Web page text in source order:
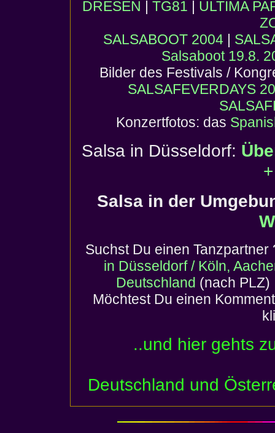
DRESEN TG81
ULTIMA
SALSABOOT 2004|
Salsaboot 19.8.
Bilder des Festivals /
SALSAFEVERDAYS
Konzertfotos: das
Salsa in Düsseldorf:
Salsa in der
Suchst Du einen Tanzpartner
in Düsseldorf / Köln,
Deutschland (nach
Möchtest Du einen
..und hier gehts
Deutschland und